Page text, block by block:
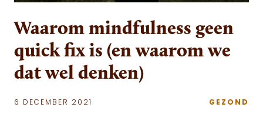
Waarom mindfulness geen
quick fix is (en waarom we
dat wel denken)
6 DECEMBER 2021 GEZOND